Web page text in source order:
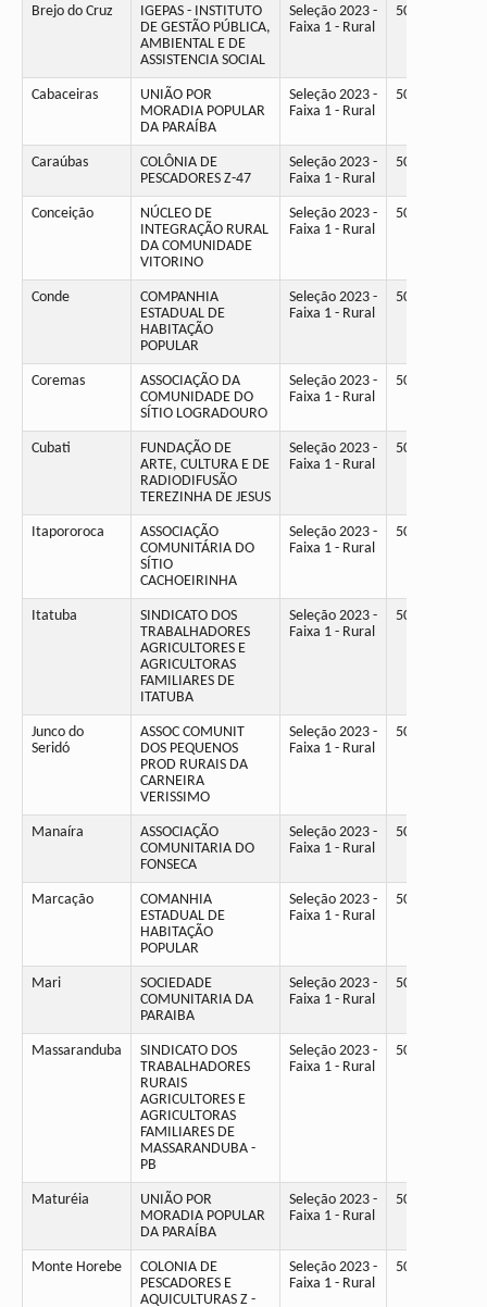
Brejo do Cruz
IGEPAS - INSTITUTO
DE GESTÃO PÚBLICA,
AMBIENTAL E DE
ASSISTENCIA SOCIAL
Seleção 2023 -
Faixa 1 - Rural
50
Cabaceiras
UNIÃO POR
MORADIA POPULAR
DA PARAÍBA
Seleção 2023 -
Faixa 1 - Rural
50
Caraúbas
COLÔNIA DE
PESCADORES Z-47
Seleção 2023 -
Faixa 1 - Rural
50
Conceição
NÚCLEO DE
INTEGRAÇÃO RURAL
DA COMUNIDADE
VITORINO
Seleção 2023 -
Faixa 1 - Rural
50
Conde
COMPANHIA
ESTADUAL DE
HABITAÇÃO
POPULAR
Seleção 2023 -
Faixa 1 - Rural
50
Coremas
ASSOCIAÇÃO DA
COMUNIDADE DO
SÍTIO LOGRADOURO
Seleção 2023 -
Faixa 1 - Rural
50
Cubati
FUNDAÇÃO DE
ARTE, CULTURA E DE
RADIODIFUSÃO
TEREZINHA DE JESUS
Seleção 2023 -
Faixa 1 - Rural
50
Itapororoca
ASSOCIAÇÃO
COMUNITÁRIA DO
SÍTIO
CACHOEIRINHA
Seleção 2023 -
Faixa 1 - Rural
50
Itatuba
SINDICATO DOS
TRABALHADORES
AGRICULTORES E
AGRICULTORAS
FAMILIARES DE
ITATUBA
Seleção 2023 -
Faixa 1 - Rural
50
Junco do
Seridó
ASSOC COMUNIT
DOS PEQUENOS
PROD RURAIS DA
CARNEIRA
VERISSIMO
Seleção 2023 -
Faixa 1 - Rural
50
Manaíra
ASSOCIAÇÃO
COMUNITARIA DO
FONSECA
Seleção 2023 -
Faixa 1 - Rural
50
Marcação
COMANHIA
ESTADUAL DE
HABITAÇÃO
POPULAR
Seleção 2023 -
Faixa 1 - Rural
50
Mari
SOCIEDADE
COMUNITARIA DA
PARAIBA
Seleção 2023 -
Faixa 1 - Rural
50
Massaranduba
SINDICATO DOS
TRABALHADORES
RURAIS
AGRICULTORES E
AGRICULTORAS
FAMILIARES DE
MASSARANDUBA -
PB
Seleção 2023 -
Faixa 1 - Rural
50
Maturéia
UNIÃO POR
MORADIA POPULAR
DA PARAÍBA
Seleção 2023 -
Faixa 1 - Rural
50
Monte Horebe
COLONIA DE
PESCADORES E
AQUICULTURAS Z -
Seleção 2023 -
Faixa 1 - Rural
50